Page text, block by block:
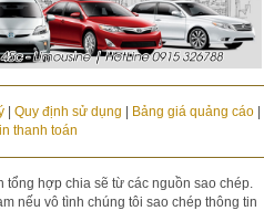
| Quy định sử dụng Bảng giá quảng cáo|
thanh toán
tổng hợp chia sẽ từ các nguồn sao chép.
nếu vô tình chúng tôi sao chép thông tin